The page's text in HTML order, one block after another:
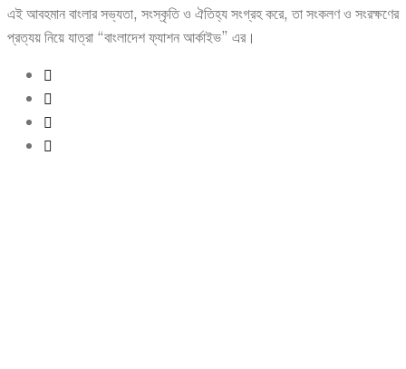
এই আবহমান বাংলার সভ্যতা, সংস্কৃতি ও ঐতিহ্য সংগ্রহ করে, তা সংকলণ ও সংরক্ষণের
প্রত্যয় নিয়ে যাত্রা “বাংলাদেশ ফ্যাশন আর্কাইভ” এর।